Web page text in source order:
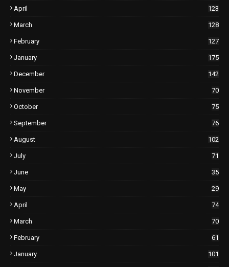
April 123
March 128
February 127
January 175
December 142
November 70
October 75
September 76
August 102
July 71
June 35
May 29
April 74
March 70
February 61
January 101